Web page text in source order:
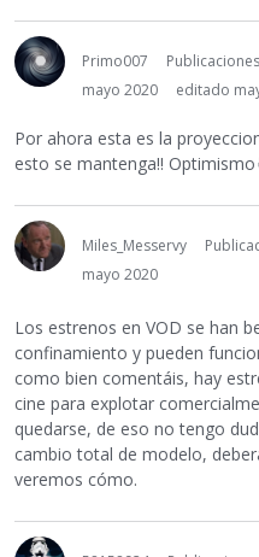
Primo007
mayo 2020
editado
Por ahora esta es la
esto se mantenga!! Optimismo
Miles_Messervy
mayo 2020
Los estrenos en VOD se han
confinamiento y pueden
como bien comentáis, hay
cine para explotar
quedarse, de eso no tengo
cambio total de modelo,
veremos cómo.